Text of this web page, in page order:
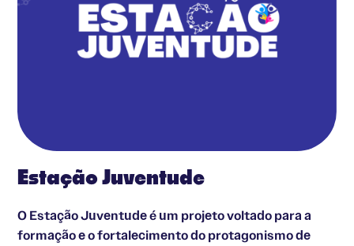
Estação Juventude
O Estação Juventude é um projeto voltado para a
formação e o fortalecimento do protagonismo de